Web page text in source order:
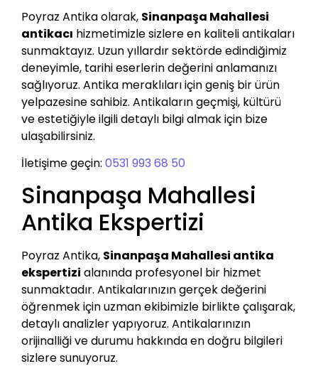
Poyraz Antika olarak, Sinanpaşa Mahallesi
antikacı hizmetimizle sizlere en kaliteli antikaları
sunmaktayız. Uzun yıllardır sektörde edindiğimiz
deneyimle, tarihi eserlerin değerini anlamanızı
sağlıyoruz. Antika meraklıları için geniş bir ürün
yelpazesine sahibiz. Antikaların geçmişi, kültürü
ve estetiğiyle ilgili detaylı bilgi almak için bize
ulaşabilirsiniz.
İletişime geçin: 0531 993 68 50
Sinanpaşa Mahallesi
Antika Ekspertizi
Poyraz Antika, Sinanpaşa Mahallesi antika
ekspertizi alanında profesyonel bir hizmet
sunmaktadır. Antikalarınızın gerçek değerini
öğrenmek için uzman ekibimizle birlikte çalışarak,
detaylı analizler yapıyoruz. Antikalarınızın
orijinalliği ve durumu hakkında en doğru bilgileri
sizlere sunuyoruz.